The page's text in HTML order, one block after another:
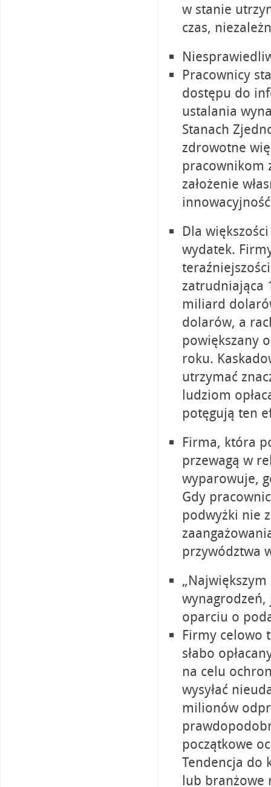
w stanie
czas,
Pracownicy
dostępu do
ustalania
Stanach
zdrowotne
pracownikom
założenie
Dla
wydatek.
zatrudniająca
miliard
dolarów, a
powiększany
roku.
utrzymać
ludziom
potęgują ten
Firma, która
przewagą w
wyparowuje,
Gdy
podwyżki nie
przywództwa
wynagrodzeń,
oparciu o
Firmy celowo
słabo
na celu
wysyłać
milionów
początkowe
Tendencja do
lub branżowe